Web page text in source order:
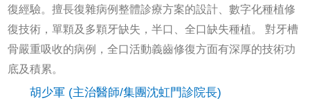
復經驗。擅長復雜病例整體診療方案的設計、數字化種植修
復技術，單顆及多顆牙缺失，半口、全口缺失種植。 對牙槽
骨嚴重吸收的病例，全口活動義齒修復方面有深厚的技術功
底及積累。
胡少軍 (主治醫師/集團沈虹門診院長)